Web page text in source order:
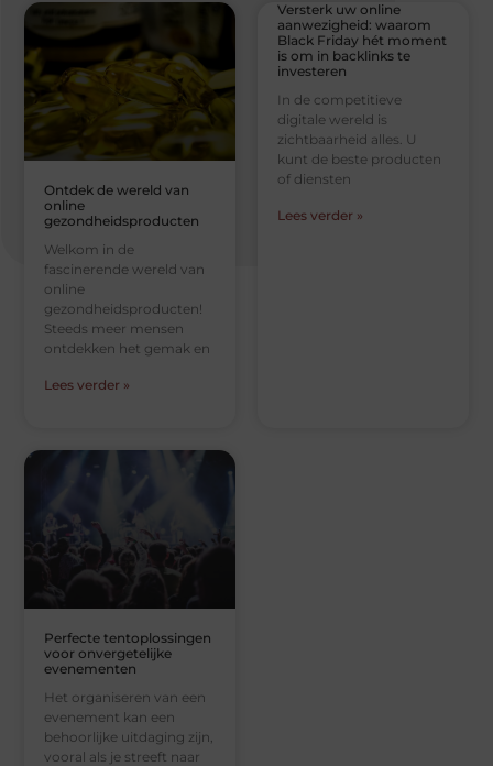
Ontdek de wereld van
online
gezondheidsproducten
Welkom in de
fascinerende wereld van
online
gezondheidsproducten!
Steeds meer mensen
ontdekken het gemak en
Lees verder »
Versterk uw online
aanwezigheid: waarom
Black Friday hét moment
is om in backlinks te
investeren
In de competitieve
digitale wereld is
zichtbaarheid alles. U
kunt de beste producten
of diensten
Lees verder »
Perfecte tentoplossingen
voor onvergetelijke
evenementen
Het organiseren van een
evenement kan een
behoorlijke uitdaging zijn,
vooral als je streeft naar